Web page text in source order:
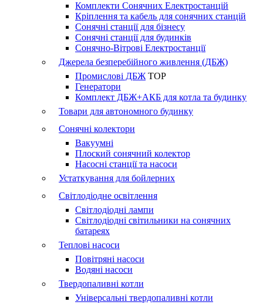
Комплекти Сонячних Електростанцій
Кріплення та кабель для сонячних станцій
Сонячні станції для бізнесу
Сонячні станції для будинків
Сонячно-Вітрові Електростанції
Джерела безперебійного живлення (ДБЖ)
Промислові ДБЖ TOP
Генератори
Комплект ДБЖ+АКБ для котла та будинку
Товари для автономного будинку
Сонячні колектори
Вакуумні
Плоский сонячний колектор
Насосні станції та насоси
Устаткування для бойлерних
Світлодіодне освітлення
Світлодіодні лампи
Світлодіодні світильники на сонячних
батареях
Теплові насоси
Повітряні насоси
Водяні насоси
Твердопаливні котли
Універсальні твердопаливні котли